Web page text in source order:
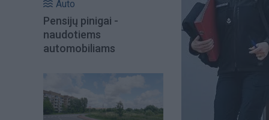
Auto
Pensijų pinigai -
naudotiems
automobiliams